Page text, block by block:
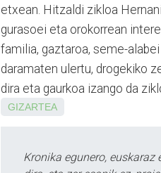
etxean. Hitzaldi zikloa
gurasoei eta orokorrean
familia, gaztaroa, seme-
daramaten ulertu, drogekiko
dira eta gaurkoa izango da
GIZARTEA
Kronika egunero,